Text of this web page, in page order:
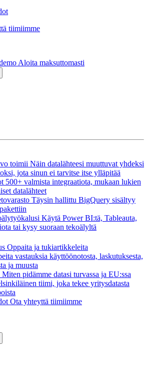
tiimiimme
Aloita maksuttomasti
toimii Näin datalähteesi muuttuvat yhdeksi
jota sinun ei tarvitse itse ylläpitää
500+ valmista integraatiota, mukaan lukien
datalähteet
Täysin hallittu BigQuery sisältyy
Käytä Power BI:tä, Tableauta,
tai kysy suoraan tekoälyltä
Oppaita ja tukiartikkeleita
vastauksia käyttöönotosta, laskutuksesta,
ja muusta
Miten pidämme datasi turvassa ja EU:ssa
tiimi, joka tekee yritysdatasta
Ota yhteyttä tiimiimme